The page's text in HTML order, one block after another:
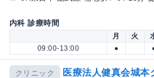
内科 診療時間
月 火
09:00-13:00
●
クリニック 医療法人健真会城